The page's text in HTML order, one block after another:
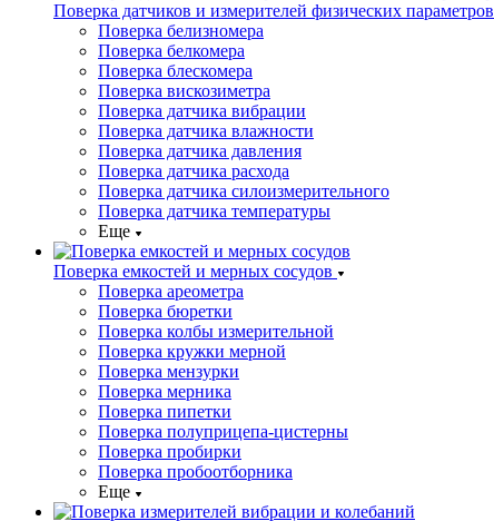
Поверка датчиков и измерителей физических параметров
Поверка белизномера
Поверка белкомера
Поверка блескомера
Поверка вискозиметра
Поверка датчика вибрации
Поверка датчика влажности
Поверка датчика давления
Поверка датчика расхода
Поверка датчика силоизмерительного
Поверка датчика температуры
Еще
Поверка емкостей и мерных сосудов
Поверка ареометра
Поверка бюретки
Поверка колбы измерительной
Поверка кружки мерной
Поверка мензурки
Поверка мерника
Поверка пипетки
Поверка полуприцепа-цистерны
Поверка пробирки
Поверка пробоотборника
Еще